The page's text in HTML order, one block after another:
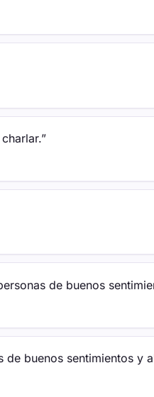
de buenos
buenos sentimientos y